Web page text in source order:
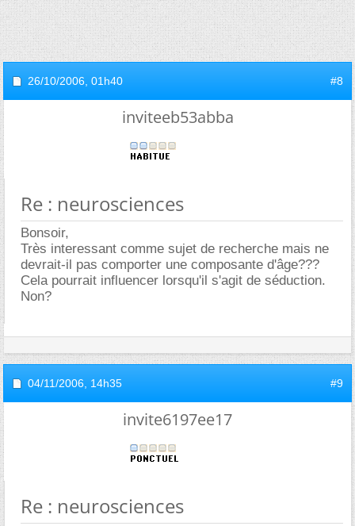
26/10/2006, 01h40 #8
inviteeb53abba
Re : neurosciences
Bonsoir,
Très interessant comme sujet de recherche mais ne
devrait-il pas comporter une composante d'âge???
Cela pourrait influencer lorsqu'il s'agit de séduction.
Non?
04/11/2006, 14h35 #9
invite6197ee17
Re : neurosciences